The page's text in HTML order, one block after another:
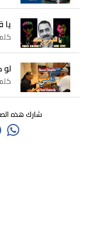
شارك هذه